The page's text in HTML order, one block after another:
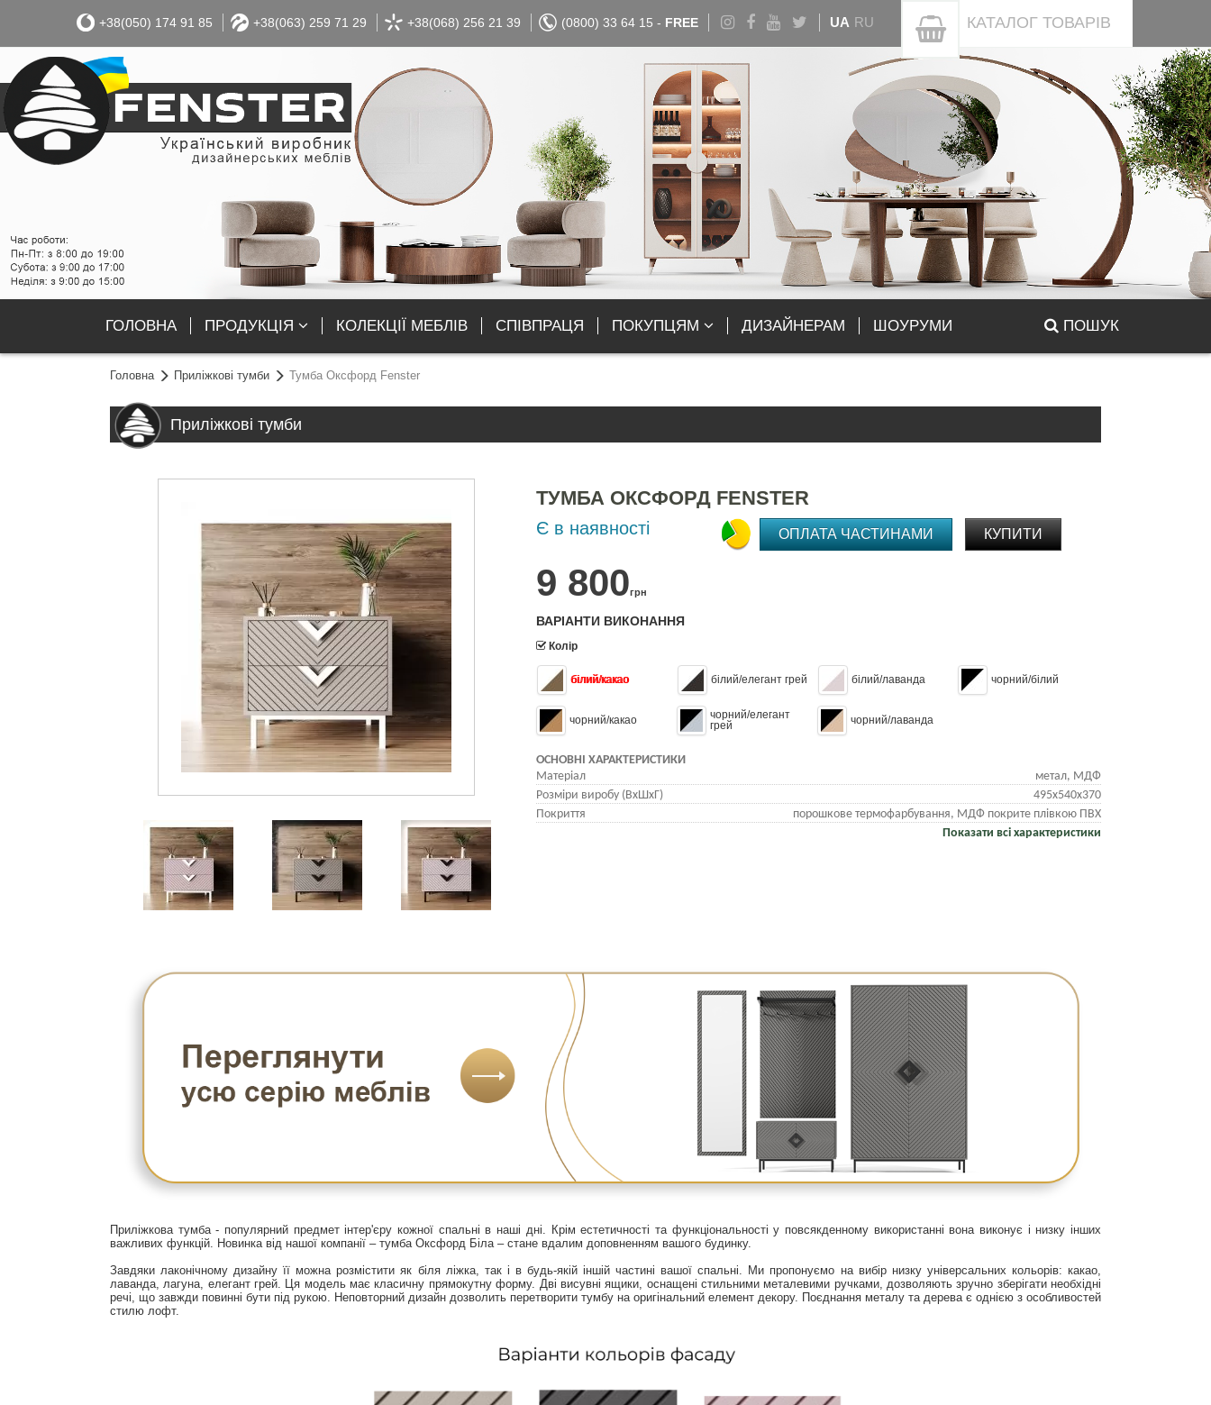
+38(050) 174 91 85 +38(063) 259 71 29 +38(068) 256 21 39 (0800) 33 64 15 - FREE UA RU КАТАЛОГ ТОВАРІВ
ГОЛОВНА ПРОДУКЦІЯ КОЛЕКЦІЇ МЕБЛІВ СПІВПРАЦЯ ПОКУПЦЯМ ДИЗАЙНЕРАМ ШОУРУМИ ПОШУК
Головна Приліжкові тумби Тумба Оксфорд Fenster
Приліжкові тумби
ТУМБА ОКСФОРД FENSTER
Є в наявності
9 800грн
ОПЛАТА ЧАСТИНАМИ КУПИТИ
ВАРІАНТИ ВИКОНАННЯ
Колір
білий/какао білий/елегант грей білий/лаванда чорний/білий
чорний/какао
чорний/елегант
грей
чорний/лаванда
ОСНОВНІ ХАРАКТЕРИСТИКИ
Матеріал
метал, МДФ
Розміри виробу (ВхШхГ)
495х540х370
Покриття
порошкове термофарбування, МДФ покрите плівкою ПВХ
Показати всі характеристики
Приліжкова тумба - популярний предмет інтер'єру кожної спальні в наші дні. Крім естетичності та функціональності у повсякденному використанні вона виконує і низку інших
важливих функцій. Новинка від нашої компанії – тумба Оксфорд Біла – стане вдалим доповненням вашого будинку.
Завдяки лаконічному дизайну її можна розмістити як біля ліжка, так і в будь-якій іншій частині вашої спальні. Ми пропонуємо на вибір низку універсальних кольорів: какао,
лаванда, лагуна, елегант грей. Ця модель має класичну прямокутну форму. Дві висувні ящики, оснащені стильними металевими ручками, дозволяють зручно зберігати необхідні
речі, що завжди повинні бути під рукою. Неповторний дизайн дозволить перетворити тумбу на оригінальний елемент декору. Поєднання металу та дерева є однією з особливостей
стилю лофт.